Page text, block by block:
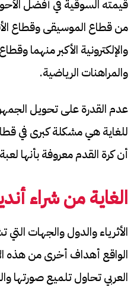
من قطاع الموسيقى وقطاع
والإلكترونية الأكبر منهما
والمراهنات الرياضية.
عدم القدرة على تحويل
للغاية هي مشكلة كبرى في
أن كرة القدم معروفة بأنها
الغاية من شراء
الأثرياء والدول والجهات
الواقع أهداف أخرى من هذه
العربي تحاول تلميع صورتها